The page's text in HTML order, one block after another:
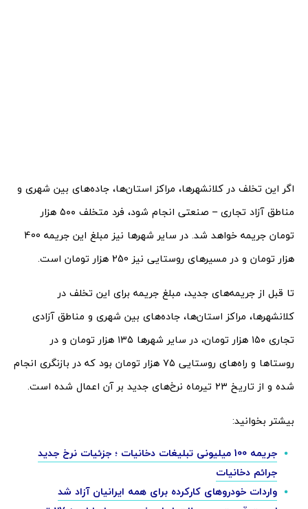
اگر این تخلف در کلانشهرها، مراکز استان‌ها، جاده‌های بین شهری و
مناطق آزاد تجاری – صنعتی انجام شود، فرد متخلف ۵۰۰ هزار
تومان جریمه خواهد شد. در سایر شهرها نیز مبلغ این جریمه 400
هزار تومان و در مسیرهای روستایی نیز 250 هزار تومان است.
تا قبل از جریمه‌های جدید، مبلغ جریمه برای این تخلف در
کلانشهرها، مراکز استان‌ها، جاده‌های بین شهری و مناطق آزادی
تجاری ۱۵۰ هزار تومان، در سایر شهرها ۱۳۵ هزار تومان و در
روستاها و راه‌های روستایی ۷۵ هزار تومان بود که در بازنگری انجام
شده و از تاریخ ۲۳ تیرماه نرخ‌های جدید بر آن اعمال شده است.
بیشتر بخوانید:
جریمه 100 میلیونی تبلیغات دخانیات ؛ جزئیات نرخ جدید
جرائم دخانیات
واردات خودروهای کارکرده برای همه ایرانیان آزاد شد